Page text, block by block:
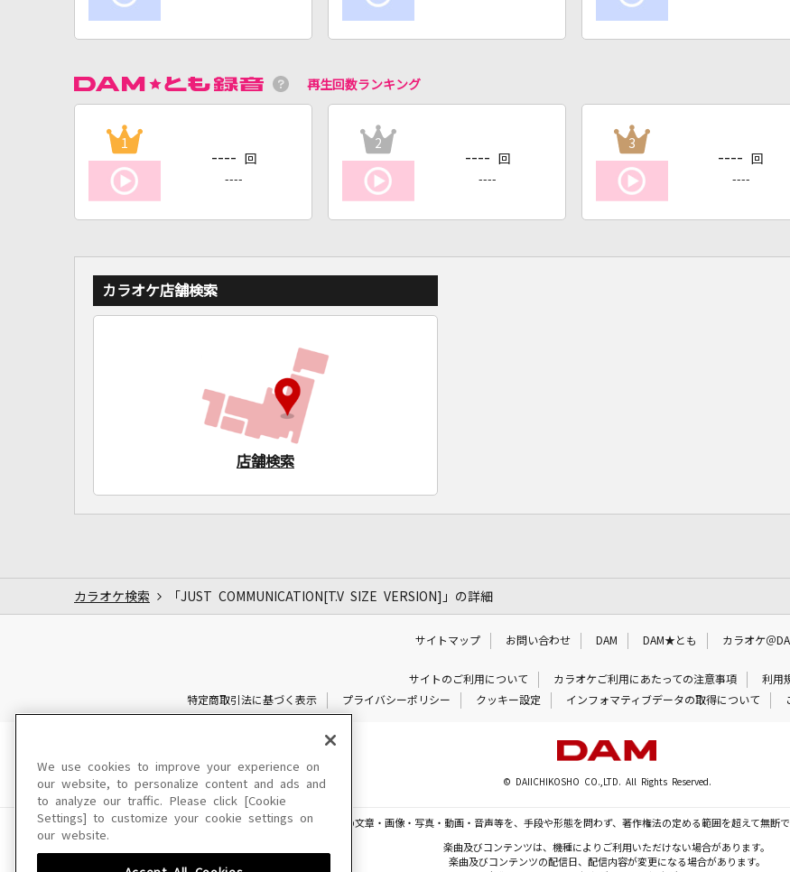
再生回数ランキング
1
---- 回
----
2
---- 回
----
3
---- 回
----
カラオケ店舗検索
店舗検索
カラオケ検索 「JUST COMMUNICATION[T.V SIZE VERSION]」の詳細
サイトマップ お問い合わせ DAM DAM★とも カラオケ＠
サイトのご利用について カラオケご利用にあたっての注意事項
利用
特定商取引法に基づく表示
プライバシーポリシー クッキー設定 インフォマティブデータの取得について
© DAIICHIKOSHO CO.,LTD. All Rights Reserved.
このサイトに掲載されている一切の文章・画像・写真・動画・音声等を、手段や形態を問わず、著作権法の定める範囲を超えて無断
楽曲及びコンテンツは、機種によりご利用いただけない場合があります。
楽曲及びコンテンツの配信日、配信内容が変更になる場合があります。
We use cookies to improve your experience on
our website, to personalize content and ads and
to analyze our traffic. Please click [Cookie
Settings] to customize your cookie settings on
our website.